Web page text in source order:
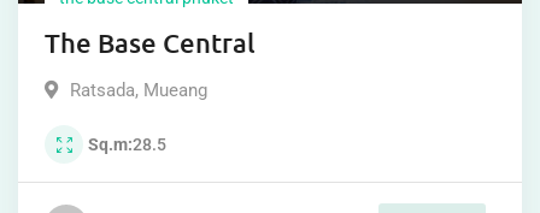
The Base Central
Ratsada, Mueang
Sq.m 28.5